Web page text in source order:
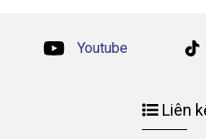
Youtube
Liên